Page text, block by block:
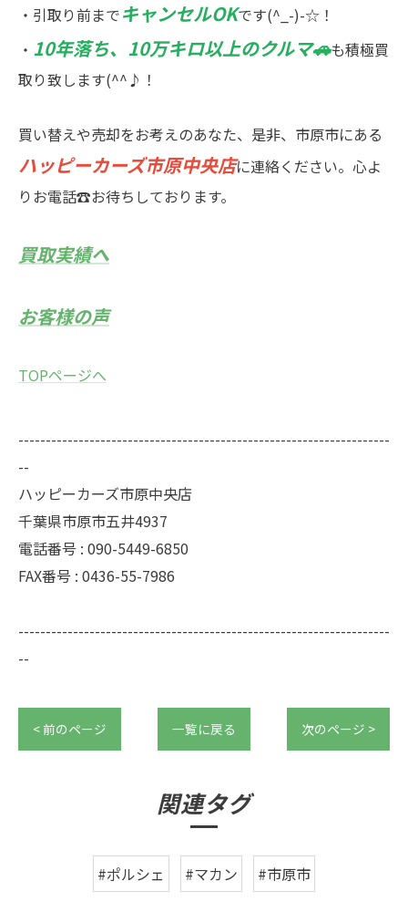
・引取り前までキャンセルOKです(^_-)-☆！
・ 10年落ち、10万キロ以上のクルマ🚗も積極買
取り致します(^^♪！
買い替えや売却をお考えのあなた、是非、市原市にある
ハッピーカーズ市原中央店に連絡ください。心よ
りお電話☎お待ちしております。
買取実績へ
お客様の声
TOPページへ
--------------------------------------------------------------------
--
ハッピーカーズ市原中央店
千葉県市原市五井4937
電話番号 : 090-5449-6850
FAX番号 : 0436-55-7986
--------------------------------------------------------------------
--
< 前のページ 一覧に戻る 次のページ >
関連タグ
#ポルシェ #マカン #市原市